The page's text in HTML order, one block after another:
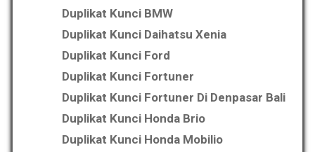
Duplikat Kunci BMW
Duplikat Kunci Daihatsu Xenia
Duplikat Kunci Ford
Duplikat Kunci Fortuner
Duplikat Kunci Fortuner Di Denpasar Bali
Duplikat Kunci Honda Brio
Duplikat Kunci Honda Mobilio